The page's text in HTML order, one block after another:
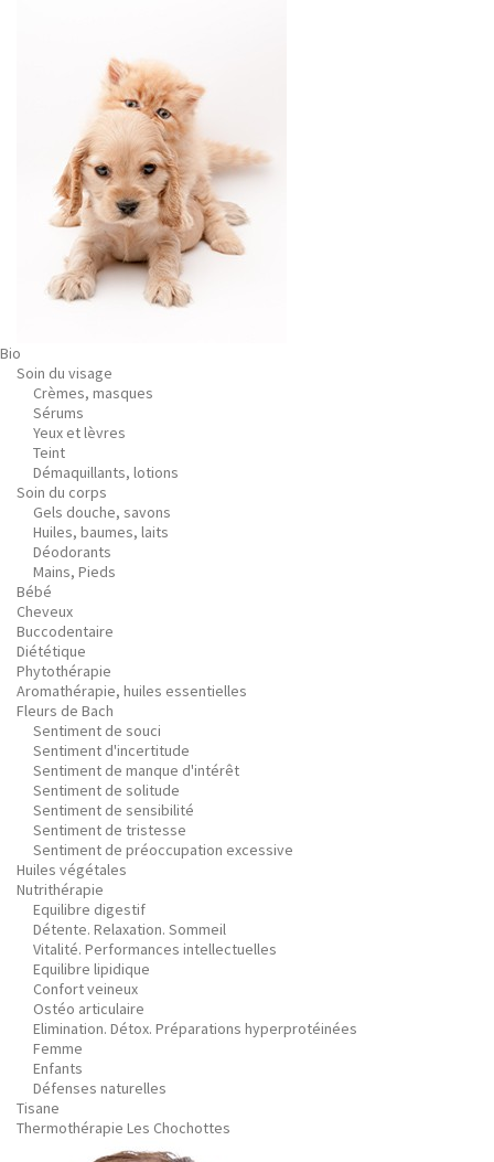
Bio
Soin du visage
Crèmes, masques
Sérums
Yeux et lèvres
Teint
Démaquillants, lotions
Soin du corps
Gels douche, savons
Huiles, baumes, laits
Déodorants
Mains, Pieds
Bébé
Cheveux
Buccodentaire
Diététique
Phytothérapie
Aromathérapie, huiles essentielles
Fleurs de Bach
Sentiment de souci
Sentiment d'incertitude
Sentiment de manque d'intérêt
Sentiment de solitude
Sentiment de sensibilité
Sentiment de tristesse
Sentiment de préoccupation excessive
Huiles végétales
Nutrithérapie
Equilibre digestif
Détente. Relaxation. Sommeil
Vitalité. Performances intellectuelles
Equilibre lipidique
Confort veineux
Ostéo articulaire
Elimination. Détox. Préparations hyperprotéinées
Femme
Enfants
Défenses naturelles
Tisane
Thermothérapie Les Chochottes